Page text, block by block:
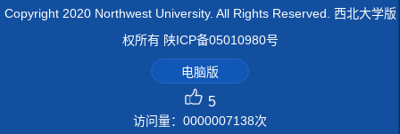
Copyright 2020 Northwest University. All Rights Reserved. 西北大学版
权所有 陕ICP备05010980号
电脑版
5
访问量： 0000007138次